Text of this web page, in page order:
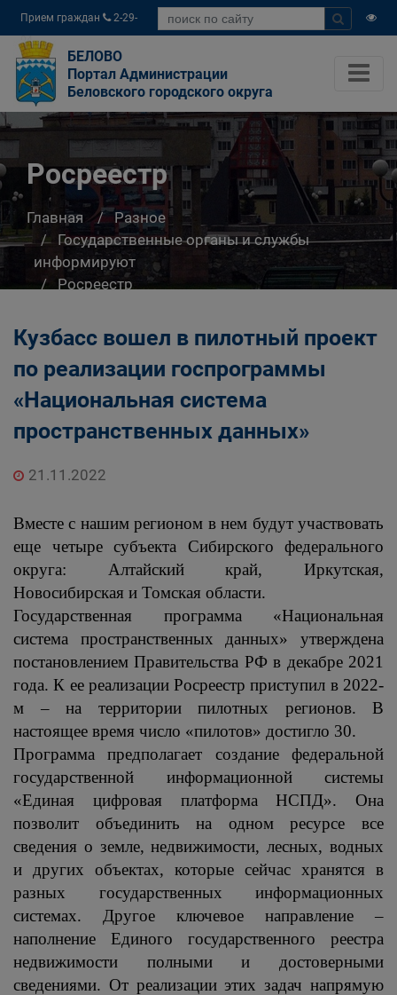
Прием граждан
2-29-
04
БЕЛОВО
Портал Администрации
Беловского городского округа
Росреестр
Главная
Разное
Государственные органы и службы
информируют
Росреестр
Кузбасс вошел в пилотный проект
по реализации госпрограммы
«Национальная система
пространственных данных»
21.11.2022
Вместе с нашим регионом в нем будут участвовать
еще четыре субъекта Сибирского федерального
округа:
Алтайский край, Иркутская,
Новосибирская и Томская области.
Государственная программа «Национальная
система пространственных данных» утверждена
постановлением Правительства РФ в декабре 2021
года. К ее реализации Росреестр приступил в 2022-
м – на территории пилотных регионов. В
настоящее время число «пилотов» достигло 30.
Программа предполагает создание федеральной
государственной информационной системы
«Единая цифровая платформа НСПД». Она
позволит объединить на одном ресурсе все
сведения о земле, недвижимости, лесных, водных
и других объектах, которые сейчас хранятся в
разных государственных информационных
системах. Другое ключевое направление –
наполнение Единого государственного реестра
недвижимости полными и достоверными
сведениями. От реализации этих задач напрямую